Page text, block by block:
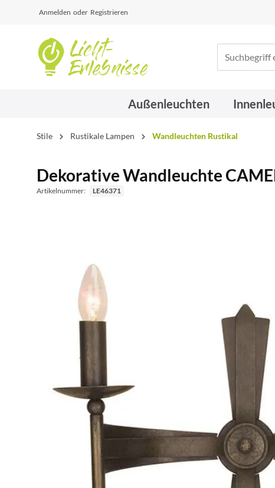
Anmelden oder Registrieren
Außenleuchten
Stile Rustikale Lampen Wandleuchten Rustikal
Dekorative Wandleuchte
Artikelnummer: LE46371